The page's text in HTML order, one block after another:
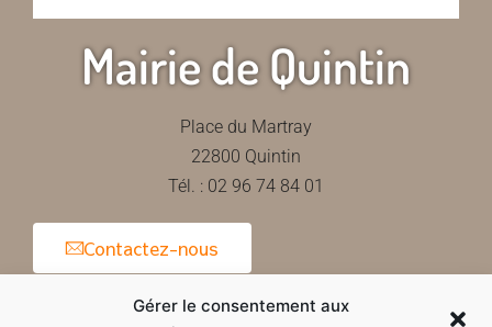
Gérer le consentement aux
Mairie de Quintin
Place du Martray
22800 Quintin
Tél. : 02 96 74 84 01
Contactez-nous